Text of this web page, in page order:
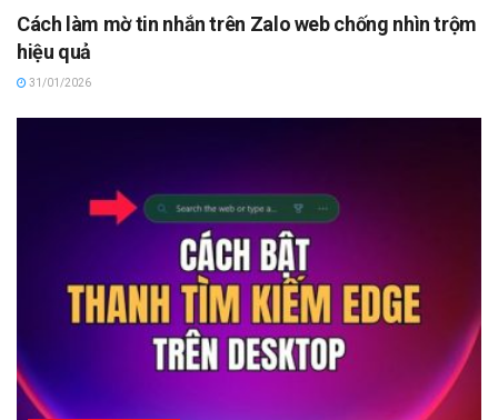
Cách làm mờ tin nhắn trên Zalo web chống nhìn trộm
hiệu quả
31/01/2026